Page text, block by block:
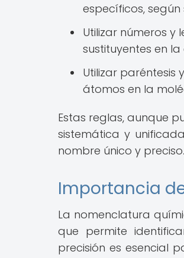
específicos,
Utilizar números
sustituyentes en
Utilizar paréntesis
átomos en la
Estas reglas, aunque
sistemática y
nombre único y preciso.
Importancia
La nomenclatura
que permite
precisión es esencial